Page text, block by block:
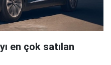
en çok satılan